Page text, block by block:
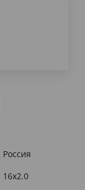
Россия
16x2.0